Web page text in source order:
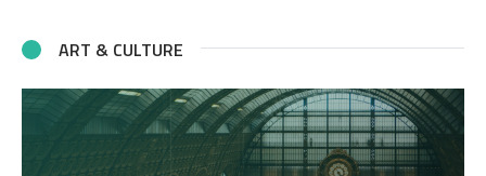
ART & CULTURE